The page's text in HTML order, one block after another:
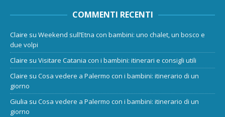
COMMENTI RECENTI
Claire su Weekend sull’Etna con bambini: uno chalet, un bosco e
due volpi
Claire su Visitare Catania con i bambini: itinerari e consigli utili
Claire su Cosa vedere a Palermo con i bambini: itinerario di un
giorno
Giulia su Cosa vedere a Palermo con i bambini: itinerario di un
giorno